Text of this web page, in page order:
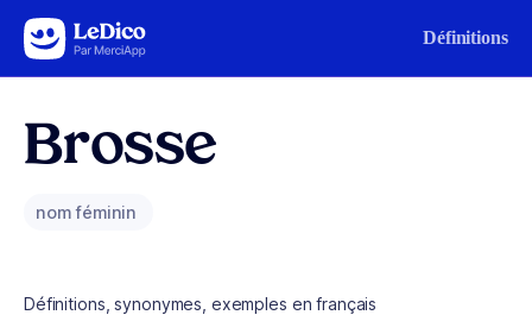
Aller au contenu Définitions
Brosse
nom féminin
Définitions, synonymes, exemples en français